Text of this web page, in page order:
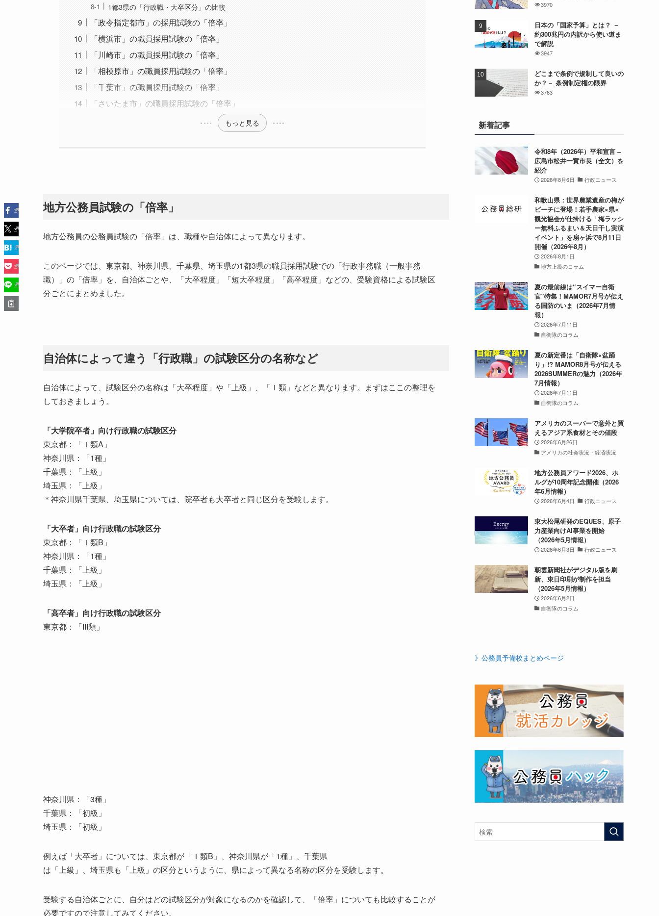
1都3県の「行政職・大卒区分」の比較
「政令指定都市」の採用試験の「倍率」
「横浜市」の職員採用試験の「倍率」
「川崎市」の職員採用試験の「倍率」
「相模原市」の職員採用試験の「倍率」
「千葉市」の職員採用試験の「倍率」
「さいたま市」の職員採用試験の「倍率」
もっと見る
地方公務員試験の「倍率」
地方公務員の公務員試験の「倍率」は、職種や自治体によって異なります。
このページでは、東京都、神奈川県、千葉県、埼玉県の1都3県の職員採用試験での「行政事務職（一般事務
職）」の「倍率」を、自治体ごとや、「大卒程度」「短大卒程度」「高卒程度」などの、受験資格による試験区
分ごとにまとめました。
自治体によって違う「行政職」の試験区分の名称など
自治体によって、試験区分の名称は「大卒程度」や「上級」、「Ｉ類」などと異なります。まずはここの整理を
しておきましょう。
「大学院卒者」向け行政職の試験区分
東京都：「Ｉ類A」
神奈川県：「1種」
千葉県：「上級」
埼玉県：「上級」
＊神奈川県千葉県、埼玉県については、院卒者も大卒者と同じ区分を受験します。
「大卒者」向け行政職の試験区分
東京都：「Ｉ類B」
神奈川県：「1種」
千葉県：「上級」
埼玉県：「上級」
「高卒者」向け行政職の試験区分
東京都：「III類」
神奈川県：「3種」
千葉県：「初級」
埼玉県：「初級」
例えば「大卒者」については、東京都が「Ｉ類B」、神奈川県が「1種」、千葉県
は「上級」、埼玉県も「上級」の区分というように、県によって異なる名称の区分を受験します。
受験する自治体ごとに、自分はどの試験区分が対象になるのかを確認して、「倍率」についても比較することが
必要ですので注意してみてください。
3970
日本の「国家予算」とは？ －
約300兆円の内訳から使い道ま
で解説
3947
どこまで条例で規制して良いの
か？－ 条例制定権の限界
3763
新着記事
令和8年（2026年）平和宣言 –
広島市松井一實市長（全文）を
紹介
2026年8月6日 行政ニュース
和歌山県：世界農業遺産の梅が
ビーチに登場！若手農家×県×
観光協会が仕掛ける「梅ラッシ
ー無料ふるまい＆天日干し実演
イベント」を扇ヶ浜で8月11日
開催（2026年8月）
2026年8月1日
地方上級のコラム
夏の最前線は“スイマー自衛
官”特集！MAMOR7月号が伝え
る国防のいま（2026年7月情
報）
2026年7月11日
自衛隊のコラム
夏の新定番は「自衛隊×盆踊
り」!? MAMOR8月号が伝える
2026SUMMERの魅力（2026年
7月情報）
2026年7月11日
自衛隊のコラム
アメリカのスーパーで意外と買
えるアジア系食材とその値段
2026年6月26日
アメリカの社会状況・経済状況
地方公務員アワード2026、ホ
ルグが10周年記念開催（2026
年6月情報）
2026年6月4日 行政ニュース
東大松尾研発のEQUES、原子
力産業向けAI事業を開始
（2026年5月情報）
2026年6月3日 行政ニュース
朝雲新聞社がデジタル版を刷
新、東日印刷が制作を担当
（2026年5月情報）
2026年6月2日
自衛隊のコラム
》公務員予備校まとめページ